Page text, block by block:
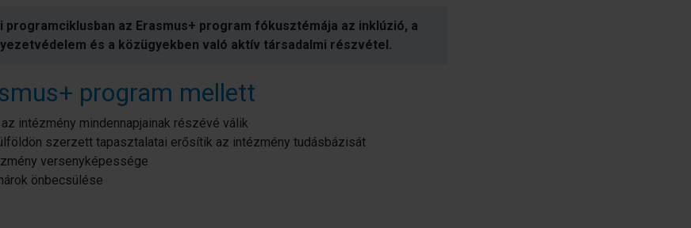
programciklusban az Erasmus+ program fókusztémája az inklúzió, a
és a közügyekben való aktív társadalmi részvétel.
program mellett
intézmény mindennapjainak részévé válik
szerzett tapasztalatai erősítik az intézmény tudásbázisát
versenyképessége
önbecsülése